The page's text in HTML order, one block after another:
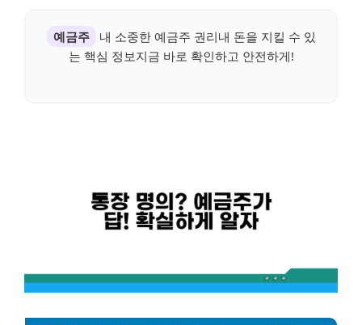
예금주
내 소중한 예금주 권리내 돈을 지킬 수 있
는 핵심 정보지금 바로 확인하고 안전하게!